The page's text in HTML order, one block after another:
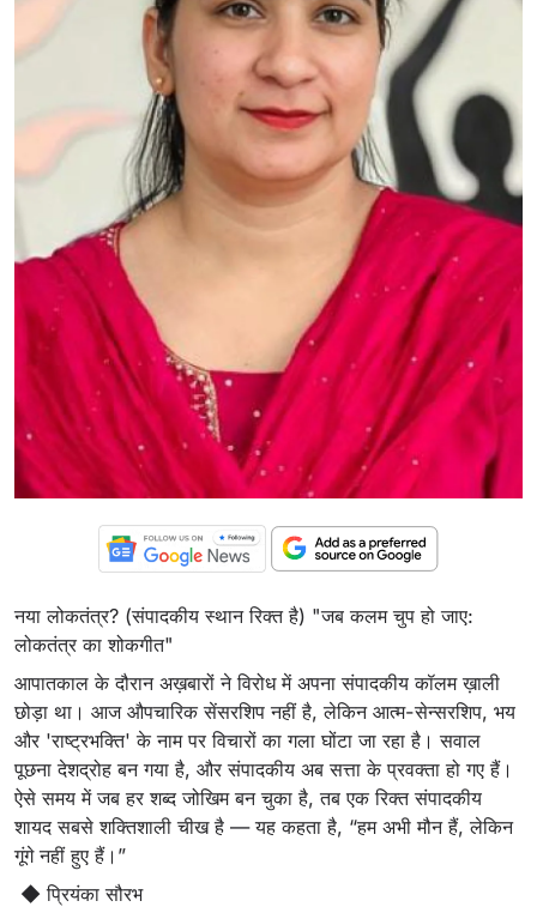
नया लोकतंत्र? (संपादकीय स्थान रिक्त है) "जब कलम चुप हो जाए:
लोकतंत्र का शोकगीत"
आपातकाल के दौरान अख़बारों ने विरोध में अपना संपादकीय कॉलम ख़ाली
छोड़ा था। आज औपचारिक सेंसरशिप नहीं है, लेकिन आत्म-सेन्सरशिप, भय
और 'राष्ट्रभक्ति' के नाम पर विचारों का गला घोंटा जा रहा है। सवाल
पूछना देशद्रोह बन गया है, और संपादकीय अब सत्ता के प्रवक्ता हो गए हैं।
ऐसे समय में जब हर शब्द जोखिम बन चुका है, तब एक रिक्त संपादकीय
शायद सबसे शक्तिशाली चीख है — यह कहता है, “हम अभी मौन हैं, लेकिन
गूंगे नहीं हुए हैं।”
◆ प्रियंका सौरभ